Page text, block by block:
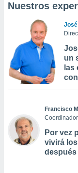
Nuestros
un
las
Francisco
Por vez
vivirá